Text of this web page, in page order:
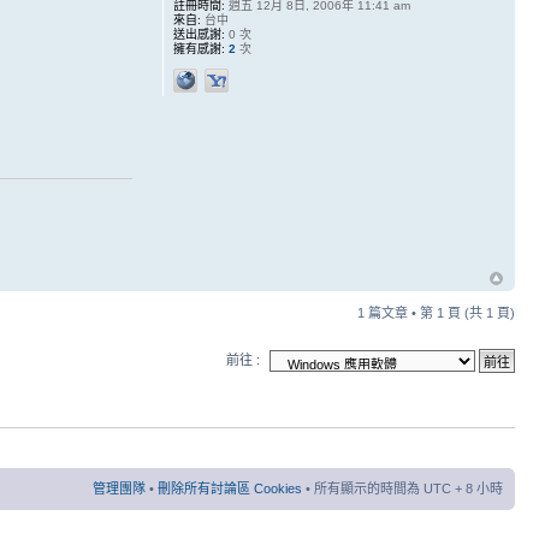
註冊時間: 週五 12月 8日, 2006年 11:41 am
來自: 台中
送出感謝: 0 次
擁有感謝: 2 次
1 篇文章 • 第 1 頁 (共 1 頁)
前往 :
管理團隊 • 刪除所有討論區 Cookies • 所有顯示的時間為 UTC + 8 小時